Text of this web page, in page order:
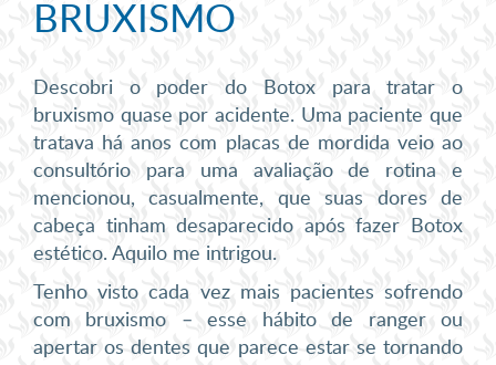
BRUXISMO
Descobri o poder do Botox para tratar o
bruxismo quase por acidente. Uma paciente que
tratava há anos com placas de mordida veio ao
consultório para uma avaliação de rotina e
mencionou, casualmente, que suas dores de
cabeça tinham desaparecido após fazer Botox
estético. Aquilo me intrigou.
Tenho visto cada vez mais pacientes sofrendo
com bruxismo – esse hábito de ranger ou
apertar os dentes que parece estar se tornando